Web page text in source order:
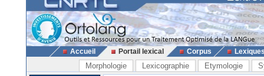
Accueil Portail lexical Corpus
Morphologie Lexicographie Etymologie